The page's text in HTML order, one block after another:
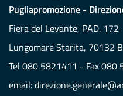
Pugliapromozione -
Fiera del Levante, PAD. 172
Lungomare Starita, 70132
Tel 080 5821411 - Fax 080
email: